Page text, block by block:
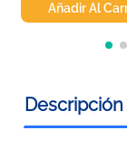
Añadir Al
Descripción